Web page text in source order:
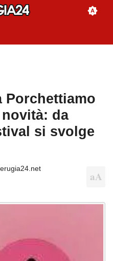
Porchettiamo
da
si svolge